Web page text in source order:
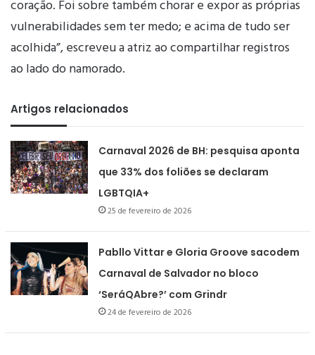
coração. Foi sobre também chorar e expor as próprias
vulnerabilidades sem ter medo; e acima de tudo ser
acolhida”, escreveu a atriz ao compartilhar registros
ao lado do namorado.
Artigos relacionados
Carnaval 2026 de BH: pesquisa aponta
que 33% dos foliões se declaram
LGBTQIA+
25 de fevereiro de 2026
Pabllo Vittar e Gloria Groove sacodem
Carnaval de Salvador no bloco
‘SeráQAbre?’ com Grindr
24 de fevereiro de 2026